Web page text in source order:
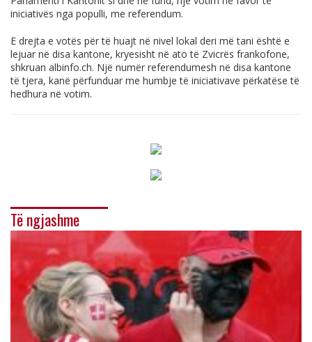
iniciativës nga populli, me referendum.
E drejta e votës për të huajt në nivel lokal deri më tani është e
lejuar në disa kantone, kryesisht në ato të Zvicrës frankofone,
shkruan albinfo.ch. Një numër referendumesh në disa kantone
të tjera, kanë përfunduar me humbje të iniciativave përkatëse të
hedhura në votim.
Të ngjashme